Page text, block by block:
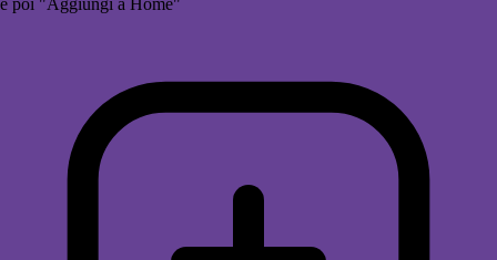
e poi "Aggiungi a Home"